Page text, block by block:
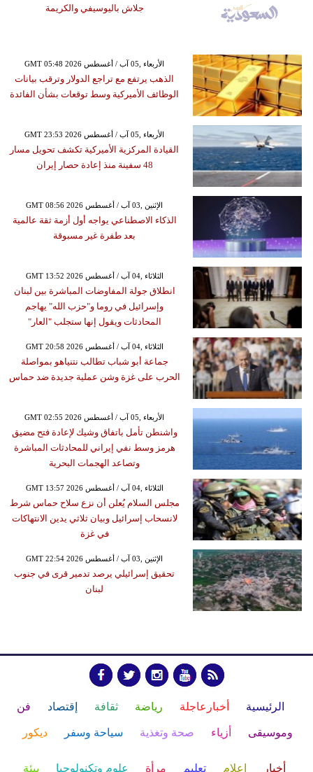
جلاش باليوسيفي والكريمة
GMT 05:48 2026 الأربعاء ,05 آب / أغسطس
الذهب يرتفع مع تراجع الدولار وترقب بيانات
الوظائف الأميركية وسط توقعات بشأن الفائدة
GMT 23:53 2026 الأربعاء ,05 آب / أغسطس
القيادة المركزية الأميركية تكشف تحويل مسار
48 سفينة منذ إعادة حصار إيران
GMT 08:56 2026 الإثنين ,03 آب / أغسطس
الذكاء الاصطناعي يواجه أول أزمة ثقة عالمية
بعد طفرة غير مسبوقة
GMT 13:52 2026 الثلاثاء ,04 آب / أغسطس
انطلاق جولة المفاوضات المباشرة بين لبنان
وإسرائيل في روما و"حزب الله" يهاجم
المحادثات ويقول إنها ستجلب "العار"
GMT 20:58 2026 الثلاثاء ,04 آب / أغسطس
جماعة أبو شباب تطالب نتنياهو بمواصلة
الحرب على غزة وشن عملية جديدة ضد حماس
GMT 02:55 2026 الأربعاء ,05 آب / أغسطس
واشنطن تأمل باتفاق وشيك لإعادة فتح مضيق
هرمز وسط نفي إيراني للمحادثات المباشرة
وتصاعد الهجمات البحرية
GMT 13:57 2026 الثلاثاء ,04 آب / أغسطس
مجلس السلام يُعلن أن نزع سلاح حماس شرط
لانسحاب إسرائيل وبيان ثلاثي يدين الانتهاكات
في غزة
GMT 22:54 2026 الإثنين ,03 آب / أغسطس
تحقيق إسرائيلي يرصد تدمير قرى في جنوب
لبنان
الرئيسية أخبارعاجلة رياضة ثقافة إقتصاد فن
وموسيقى أزياء صحة وتغذية سياحة وسفر ديكور
أخبار إعلام تعليم مرأة علوم وتكنولوجيا بيئة